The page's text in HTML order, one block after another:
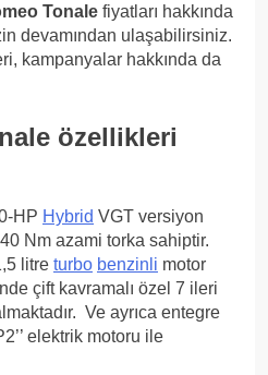
Tonale fiyatları hakkında
devamından ulaşabilirsiniz.
kampanyalar hakkında da
özellikleri
HP Hybrid VGT versiyon
Nm azami torka sahiptir.
litre turbo benzinli motor
çift kavramalı özel 7 ileri
Ve ayrıca entegre
elektrik motoru ile